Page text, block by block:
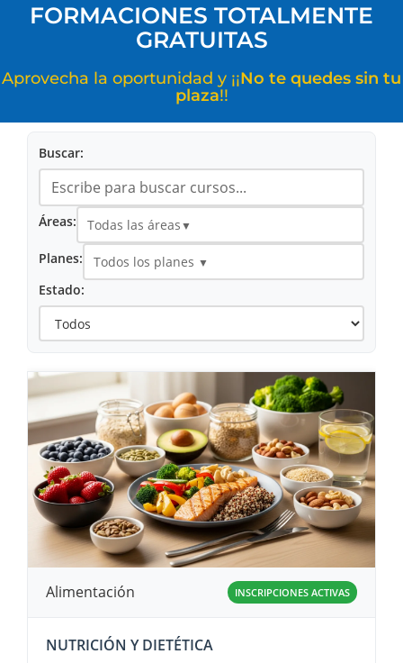
FORMACIONES TOTALMENTE
GRATUITAS
Aprovecha la oportunidad y ¡¡No te quedes sin tu
plaza!!
Buscar:
Áreas: Todas las áreas▼
Planes: Todos los planes ▼
Estado:
Alimentación INSCRIPCIONES ACTIVAS
NUTRICIÓN Y DIETÉTICA